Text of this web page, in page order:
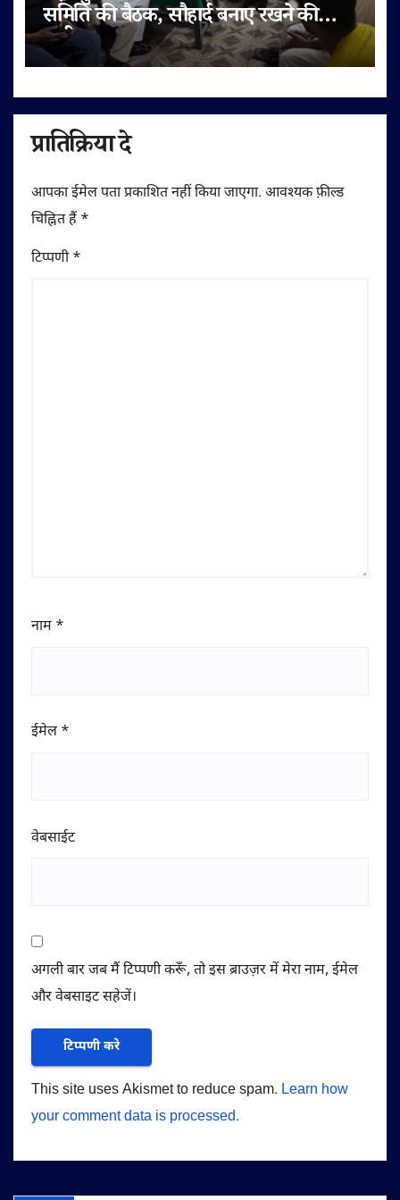
समिति की बैठक, सौहार्द बनाए रखने की
अपील
प्रातिक्रिया दे
आपका ईमेल पता प्रकाशित नहीं किया जाएगा. आवश्यक फ़ील्ड
चिह्नित हैं *
टिप्पणी*
नाम *
ईमेल *
वेबसाईट
अगली बार जब मैं टिप्पणी करूँ, तो इस ब्राउज़र में मेरा नाम, ईमेल
और वेबसाइट सहेजें।
This site uses Akismet to reduce spam. Learn how
your comment data is processed.